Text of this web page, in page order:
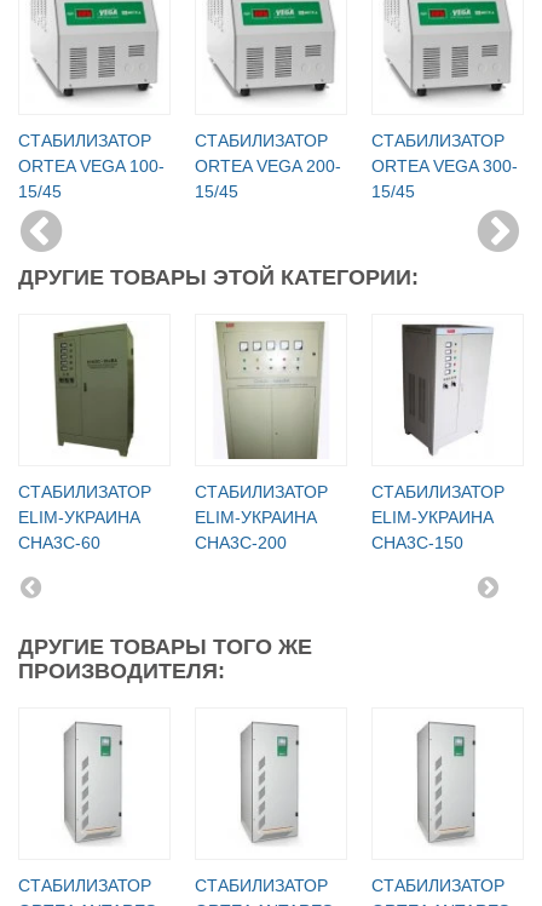
СТАБИЛИЗАТОР
ORTEA VEGA 100-
15/45
СТАБИЛИЗАТОР
ORTEA VEGA 200-
15/45
СТАБИЛИЗАТОР
ORTEA VEGA 300-
15/45
ДРУГИЕ ТОВАРЫ ЭТОЙ КАТЕГОРИИ:
СТАБИЛИЗАТОР
ELIM-УКРАИНА
СНА3С-60
СТАБИЛИЗАТОР
ELIM-УКРАИНА
СНА3С-200
СТАБИЛИЗАТОР
ELIM-УКРАИНА
СНА3С-150
ДРУГИЕ ТОВАРЫ ТОГО ЖЕ
ПРОИЗВОДИТЕЛЯ:
СТАБИЛИЗАТОР
СТАБИЛИЗАТОР
СТАБИЛИЗАТОР